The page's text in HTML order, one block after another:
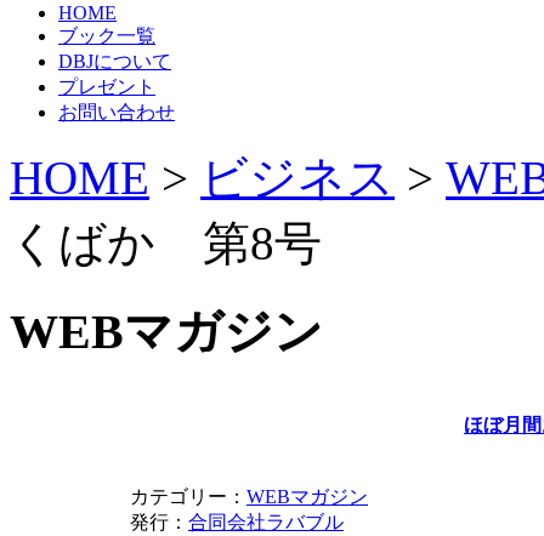
HOME
ブック一覧
DBJについて
プレゼント
お問い合わせ
HOME > ビジネス >
くばか 第8号
WEBマガジン
ほぼ月
カテゴリー： WEBマガジン
発行： 合同会社ラバブル